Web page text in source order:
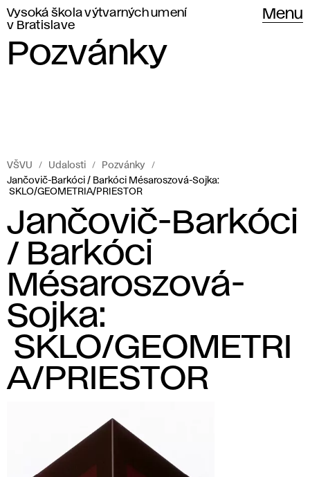
Vysoká škola výtvarných umení
v Bratislave
Menu
Pozvánky
VŠVU Udalosti
Pozvánky
Jančovič-Barkóci / Barkóci Mésaroszová-Sojka:
SKLO/GEOMETRIA/PRIESTOR
Jančovič-Barkóci
/ Barkóci
Mésaroszová-
Sojka:
SKLO/GEOMETRI
A/PRIESTOR